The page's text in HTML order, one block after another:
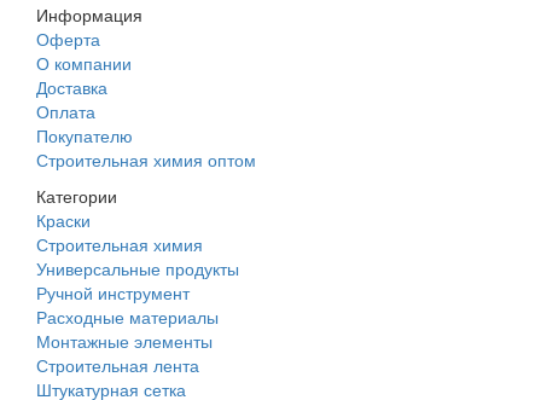
Информация
Оферта
О компании
Доставка
Оплата
Покупателю
Строительная химия оптом
Категории
Краски
Строительная химия
Универсальные продукты
Ручной инструмент
Расходные материалы
Монтажные элементы
Строительная лента
Штукатурная сетка